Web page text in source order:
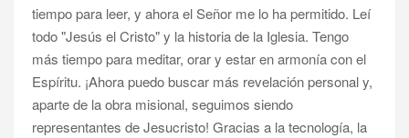
tiempo para leer, y ahora el Señor me lo ha permitido. Leí
todo "Jesús el Cristo" y la historia de la Iglesia. Tengo
más tiempo para meditar, orar y estar en armonía con el
Espíritu. ¡Ahora puedo buscar más revelación personal y,
aparte de la obra misional, seguimos siendo
representantes de Jesucristo! Gracias a la tecnología, la